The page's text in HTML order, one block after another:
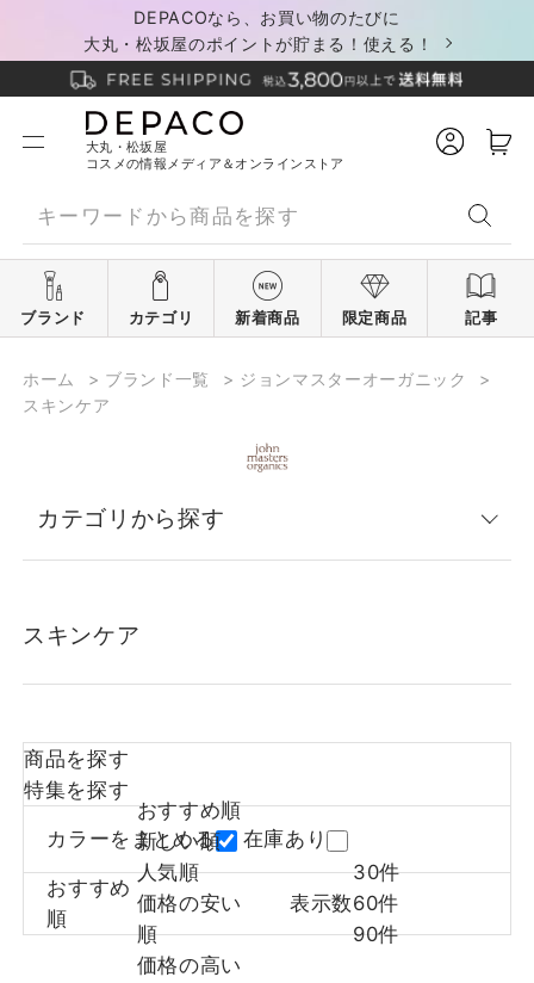
DEPACOなら、お買い物のたびに
大丸・松坂屋のポイントが貯まる！使える！
大丸・松坂屋
コスメの情報メディア＆オンラインストア
ブランド カテゴリ 新着商品 限定商品 記事
ホーム > ブランド一覧 > ジョンマスターオーガニック
>
スキンケア
カテゴリから探す
スキンケア
商品を探す
特集を探す
カラーをまとめる 在庫あり
おすすめ
順
おすすめ順
新しい順
人気順
価格の安い
順
価格の高い
表示数
30件
60件
90件